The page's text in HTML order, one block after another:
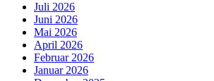
Juli 2026
Juni 2026
Mai 2026
April 2026
Februar 2026
Januar 2026